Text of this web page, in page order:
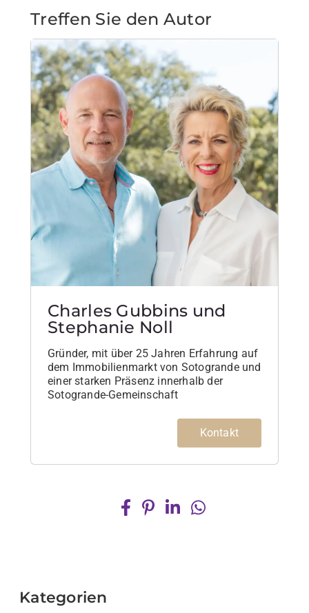
Treffen Sie den Autor
Charles Gubbins und
Stephanie Noll
Gründer, mit über 25 Jahren Erfahrung auf
dem Immobilienmarkt von Sotogrande und
einer starken Präsenz innerhalb der
Sotogrande-Gemeinschaft
Kontakt
Kategorien